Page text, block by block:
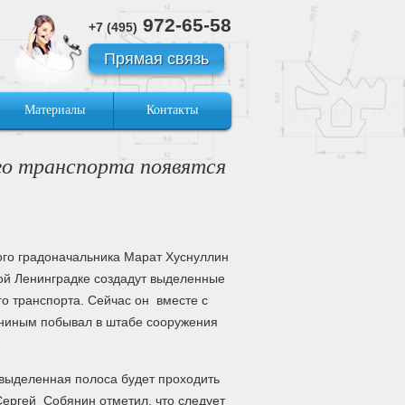
+7 (495) 972-65-58
Прямая связь
Материалы Контакты
транспорта появятся
градоначальника Марат Хуснуллин
Ленинградке создадут выделенные
транспорта. Сейчас он вместе с
побывал в штабе сооружения
полоса будет проходить
Собянин отметил, что следует